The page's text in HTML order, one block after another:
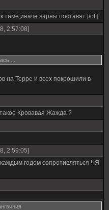
теме,иначе варны поставят [/off]
2:57:08]
...
на Терре и всех покрошили в
Кровавая Жажда ?
2:59:05]
годом сопротивляться ЧЯ